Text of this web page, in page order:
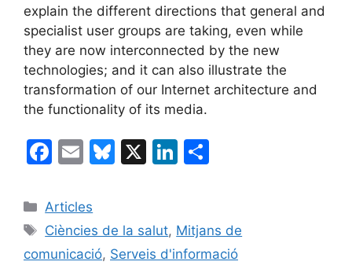
explain the different directions that general and
specialist user groups are taking, even while
they are now interconnected by the new
technologies; and it can also illustrate the
transformation of our Internet architecture and
the functionality of its media.
F
c
e
b
E
ai
l
Bl
s
k
X
Li
e
dI
p
ar
Categories
Articles
Etiquetes
Ciències de la salut, Mitjans de
comunicació, Serveis d'informació